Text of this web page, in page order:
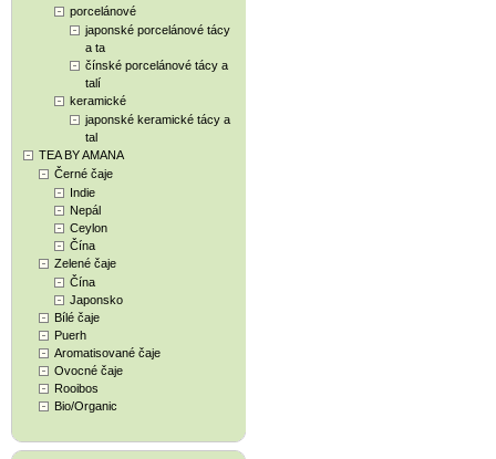
porcelánové
japonské porcelánové tácy
a ta
čínské porcelánové tácy a
talí
keramické
japonské keramické tácy a
tal
TEA BY AMANA
Černé čaje
Indie
Nepál
Ceylon
Čína
Zelené čaje
Čína
Japonsko
Bílé čaje
Puerh
Aromatisované čaje
Ovocné čaje
Rooibos
Bio/Organic